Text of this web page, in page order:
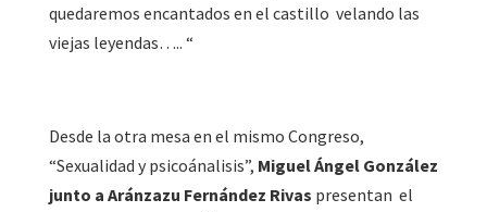
quedaremos encantados en el castillo velando las
viejas leyendas….. “
Desde la otra mesa en el mismo Congreso,
“Sexualidad y psicoánalisis”, Miguel Ángel González
junto a Aránzazu Fernández Rivas presentan el